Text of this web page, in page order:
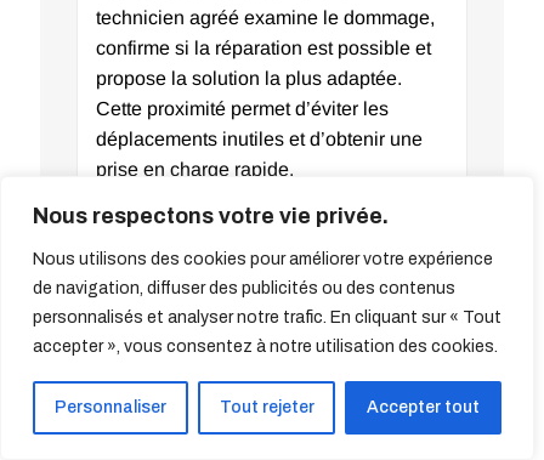
Nous respectons votre vie privée.
Nous utilisons des cookies pour améliorer votre expérience
de navigation, diffuser des publicités ou des contenus
personnalisés et analyser notre trafic. En cliquant sur « Tout
accepter », vous consentez à notre utilisation des cookies.
Personnaliser Tout rejeter Accepter tout
technicien agréé examine le dommage,
confirme si la réparation est possible et
propose la solution la plus adaptée.
Cette proximité permet d’éviter les
déplacements inutiles et d’obtenir une
prise en charge rapide.
Quand faut-il remplacer un
pare-brise fissuré ?
Le remplacement d’un pare-
charge par l’assurance ?